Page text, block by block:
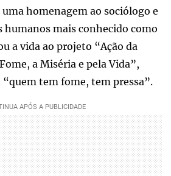
homenagem ao sociólogo e
mais conhecido como
a vida ao projeto “Ação da
a Miséria e pela Vida”,
tem fome, tem pressa”.